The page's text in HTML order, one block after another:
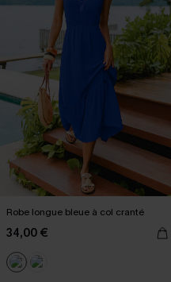
Robe longue bleue à col cranté
34,00 €